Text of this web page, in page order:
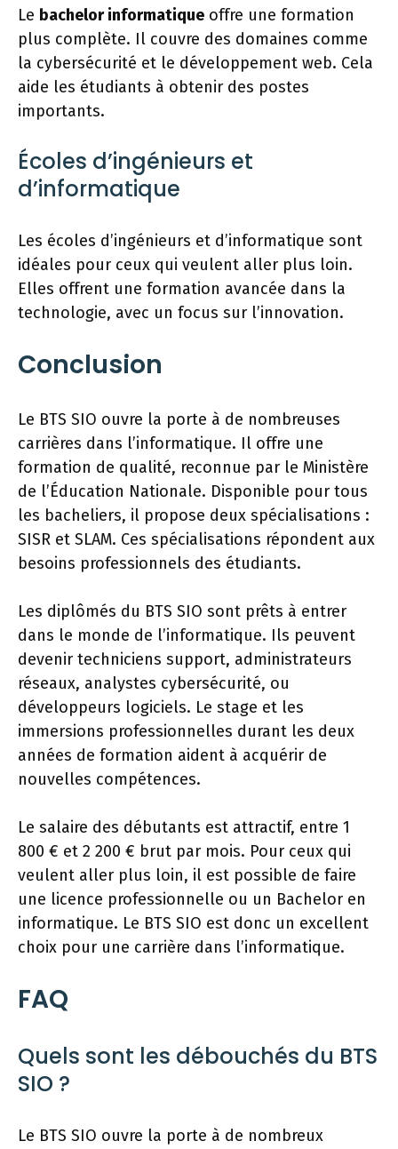
Le bachelor informatique offre une formation
plus complète. Il couvre des domaines comme
la cybersécurité et le développement web. Cela
aide les étudiants à obtenir des postes
importants.
Écoles d’ingénieurs et
d’informatique
Les écoles d’ingénieurs et d’informatique sont
idéales pour ceux qui veulent aller plus loin.
Elles offrent une formation avancée dans la
technologie, avec un focus sur l’innovation.
Conclusion
Le BTS SIO ouvre la porte à de nombreuses
carrières dans l’informatique. Il offre une
formation de qualité, reconnue par le Ministère
de l’Éducation Nationale. Disponible pour tous
les bacheliers, il propose deux spécialisations :
SISR et SLAM. Ces spécialisations répondent aux
besoins professionnels des étudiants.
Les diplômés du BTS SIO sont prêts à entrer
dans le monde de l’informatique. Ils peuvent
devenir techniciens support, administrateurs
réseaux, analystes cybersécurité, ou
développeurs logiciels. Le stage et les
immersions professionnelles durant les deux
années de formation aident à acquérir de
nouvelles compétences.
Le salaire des débutants est attractif, entre 1
800 € et 2 200 € brut par mois. Pour ceux qui
veulent aller plus loin, il est possible de faire
une licence professionnelle ou un Bachelor en
informatique. Le BTS SIO est donc un excellent
choix pour une carrière dans l’informatique.
FAQ
Quels sont les débouchés du BTS
SIO ?
Le BTS SIO ouvre la porte à de nombreux